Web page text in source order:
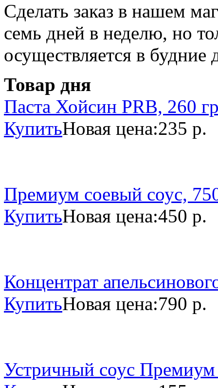
Сделать заказ в нашем
семь дней в неделю, но
осуществляется в будние
Товар дня
Паста Хойсин PRB, 260
КупитьНовая цена:235 р.
Премиум соевый соус,
КупитьНовая цена:450 р.
Концентрат
КупитьНовая цена:790 р.
Устричный соус